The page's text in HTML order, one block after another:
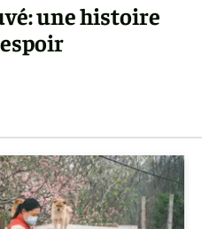
une histoire